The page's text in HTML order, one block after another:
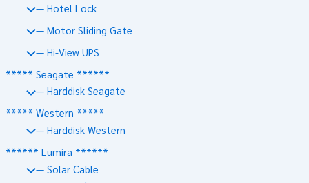
— Hotel Lock
— Motor Sliding Gate
— Hi-View UPS
***** Seagate ******
— Harddisk Seagate
***** Western *****
— Harddisk Western
****** Lumira ******
— Solar Cable